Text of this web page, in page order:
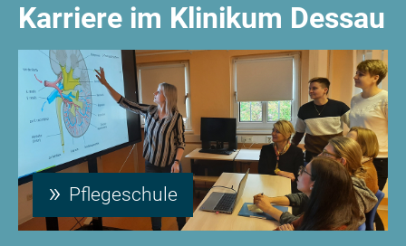
Karriere im Klinikum Dessau
Pflegeschule